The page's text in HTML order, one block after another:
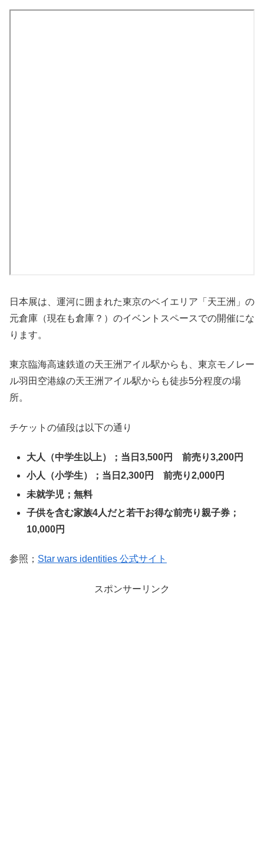
日本展は、運河に囲まれた東京のベイエリア「天王洲」の
元倉庫（現在も倉庫？）のイベントスペースでの開催にな
ります。
東京臨海高速鉄道の天王洲アイル駅からも、東京モノレー
ル羽田空港線の天王洲アイル駅からも徒歩5分程度の場
所。
チケットの値段は以下の通り
大人（中学生以上）；当日3,500円 前売り3,200円
小人（小学生）；当日2,300円 前売り2,000円
未就学児；無料
子供を含む家族4人だと若干お得な前売り親子券；
10,000円
参照； Star wars identities 公式サイト
スポンサーリンク